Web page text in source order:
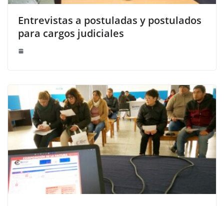
Entrevistas a postuladas y postulados
para cargos judiciales